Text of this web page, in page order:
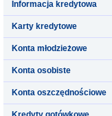
Informacja kredytowa
Karty kredytowe
Konta młodzieżowe
Konta osobiste
Konta oszczędnościowe